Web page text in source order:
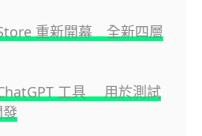
重新開幕 全新四層
工具 用於測試